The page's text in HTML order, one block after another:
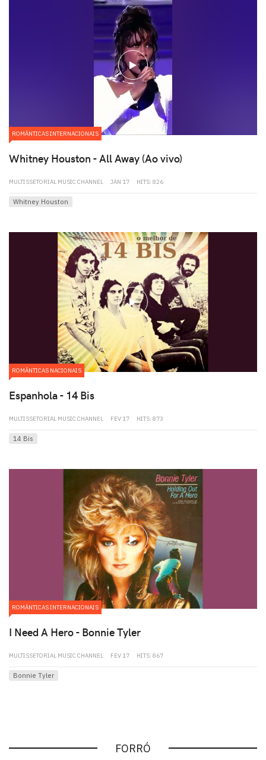
play
ROMÂNTICAS INTERNACIONAIS
Whitney Houston - All Away (Ao vivo)
MULTISSETORIAL MUSIC CHANNEL JAN 17 HITS: 826
Whitney Houston
play
ROMÂNTICAS NACIONAIS
Espanhola - 14 Bis
MULTISSETORIAL MUSIC CHANNEL FEV 17 HITS: 873
14 Bis
play
ROMÂNTICAS INTERNACIONAIS
I Need A Hero - Bonnie Tyler
MULTISSETORIAL MUSIC CHANNEL FEV 17 HITS: 867
Bonnie Tyler
FORRÓ